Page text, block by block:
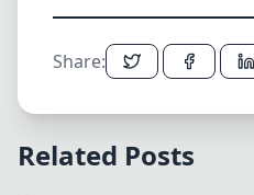
Share:
Related Posts